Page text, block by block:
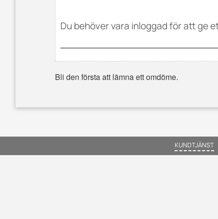
Bli den första att lämna ett omdöme.
KUNDTJÄNST